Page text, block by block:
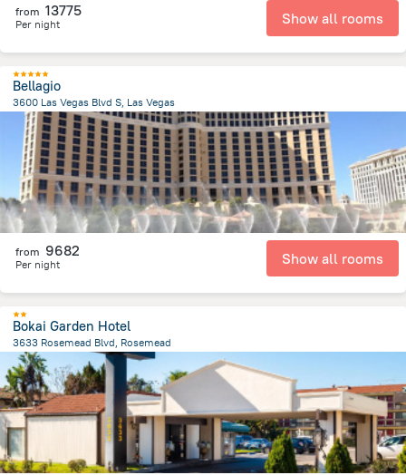
from 13775
Per night Show all rooms
Bellagio
3600 Las Vegas Blvd S, Las Vegas
6.4 kmfrom the center ofSpojené státy americké
from 9682
Per night Show all rooms
Bokai Garden Hotel
3633 Rosemead Blvd, Rosemead
680.6 m
from the center ofSpojené státy americké